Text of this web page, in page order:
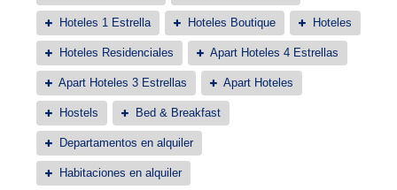
Hoteles 1 Estrella Hoteles Boutique Hoteles
Hoteles Residenciales Apart Hoteles 4 Estrellas
Apart Hoteles 3 Estrellas Apart Hoteles
Hostels Bed & Breakfast
Departamentos en alquiler
Habitaciones en alquiler